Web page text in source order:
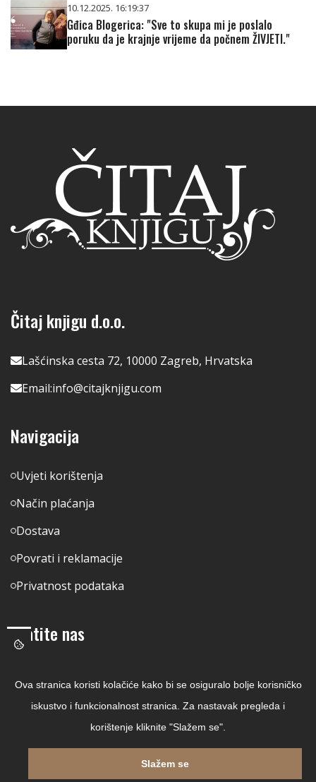
10.12.2025. 16:19:37
Gđica Blogerica: "Sve to skupa mi je poslalo
poruku da je krajnje vrijeme da počnem ŽIVJETI."
Čitaj knjigu d.o.o.
Lašćinska cesta 72, 10000 Zagreb, Hrvatska
Email:info@citajknjigu.com
Navigacija
Uvjeti korištenja
Način plaćanja
Dostava
Povrati i reklamacije
Privatnost podataka
Pratite nas
Linkedin
Ova stranica koristi kolačiće kako bi se osiguralo bolje korisničko
iskustvo i funkcionalnost stranica. Za nastavak pregleda i
korištenje kliknite "Slažem se".
Slažem se